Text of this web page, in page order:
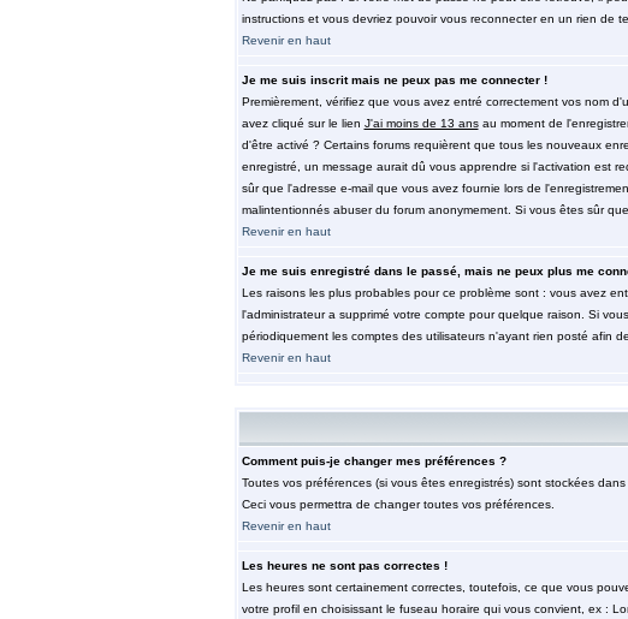
instructions et vous devriez pouvoir vous reconnecter en un rien de
Revenir en haut
Je me suis inscrit mais ne peux pas me connecter !
Premièrement, vérifiez que vous avez entré correctement vos nom
avez cliqué sur le lien J'ai moins de 13 ansau moment de
d'être activé ? Certains forums requièrent que tous les nouveaux
enregistré, un message aurait dû vous apprendre si l'activation est
sûr que l'adresse e-mail que vous avez fournie lors de
malintentionnés abuser du forum anonymement. Si vous êtes sûr
Revenir en haut
Je me suis enregistré dans le passé, mais ne peux plus me
Les raisons les plus probables pour ce problème sont : vous avez
l'administrateur a supprimé votre compte pour quelque raison. Si
périodiquement les comptes des utilisateurs n'ayant rien posté afin
Revenir en haut
Comment puis-je changer mes préférences ?
Toutes vos préférences (si vous êtes enregistrés) sont stockées
Ceci vous permettra de changer toutes vos préférences.
Revenir en haut
Les heures ne sont pas correctes !
Les heures sont certainement correctes, toutefois, ce que vous
votre profil en choisissant le fuseau horaire qui vous convient, ex :